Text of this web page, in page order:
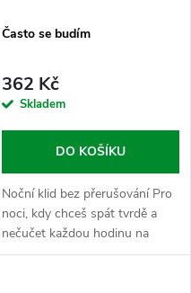
Často se budím
362 Kč
Skladem
DO KOŠÍKU
Noční klid bez přerušování Pro
noci, kdy chceš spát tvrdě a
nečučet každou hodinu na
budík. Balíček „Často se budím“